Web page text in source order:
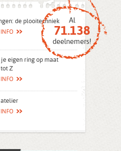
Al
71.138
deelnemers!
de plooitechniek
INFO
je eigen ring op maat
Z
INFO
atelier
INFO